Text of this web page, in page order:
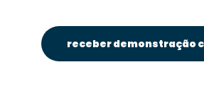
receber demonstração